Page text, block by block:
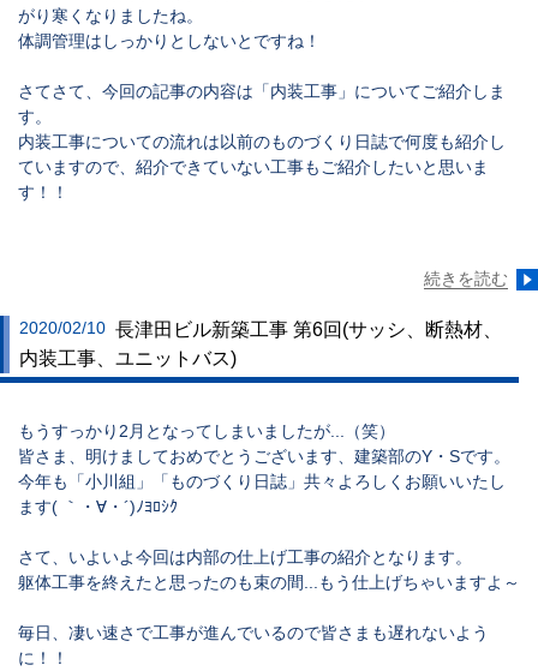
がり寒くなりましたね。
体調管理はしっかりとしないとですね！
さてさて、今回の記事の内容は 「内装工事」 についてご紹介しま
す。
内装工事についての流れは以前のものづくり日誌で何度も紹介し
ていますので、紹介できていない工事もご紹介したいと思いま
す！！
続きを読む
2020/02/10 長津田ビル新築工事 第6回(サッシ、断熱材、
内装工事、ユニットバス)
もうすっかり2月となってしまいましたが...（笑）
皆さま、明けましておめでとうございます、建築部のY・Sです。
今年も「小川組」「ものづくり日誌」共々よろしくお願いいたし
ます( ｀・∀・´)ﾉﾖﾛｼｸ
さて、いよいよ今回は内部の仕上げ工事の紹介となります。
躯体工事を終えたと思ったのも束の間...もう仕上げちゃいますよ～
毎日、凄い速さで工事が進んでいるので皆さまも遅れないよう
に！！